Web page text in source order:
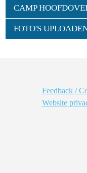
CAMP
FOTO'S
Feedback /
Website